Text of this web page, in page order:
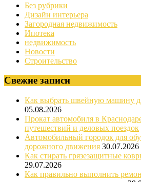
Без рубрики
Дизайн интерьера
Загородная недвижимость
Ипотека
недвижимость
Новости
Строительство
Свежие записи
Как выбрать швейную машину
05.08.2026
Прокат автомобиля в
путешествий и деловых поездок
Автомобильный городок для
дорожного движения 30.07.2026
Как стирать грязезащитные
29.07.2026
Как правильно выполнить